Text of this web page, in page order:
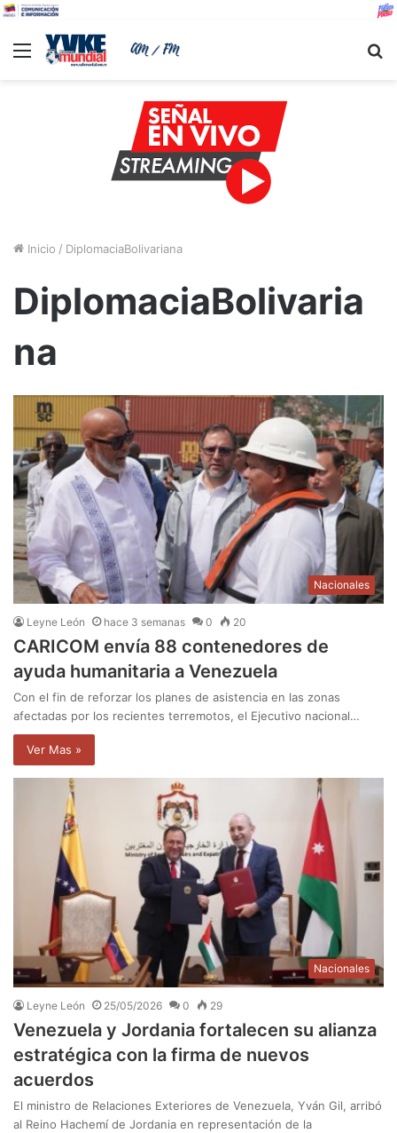
Menu
Inicio / DiplomaciaBolivariana
DiplomaciaBolivaria
na
Nacionales
Leyne León hace 3 semanas 0 20
CARICOM envía 88 contenedores de
ayuda humanitaria a Venezuela
Con el fin de reforzar los planes de asistencia en las zonas
afectadas por los recientes terremotos, el Ejecutivo nacional…
Ver Mas »
Nacionales
Leyne León 25/05/2026 0 29
Venezuela y Jordania fortalecen su alianza
estratégica con la firma de nuevos
acuerdos
El ministro de Relaciones Exteriores de Venezuela, Yván Gil, arribó
al Reino Hachemí de Jordania en representación de la